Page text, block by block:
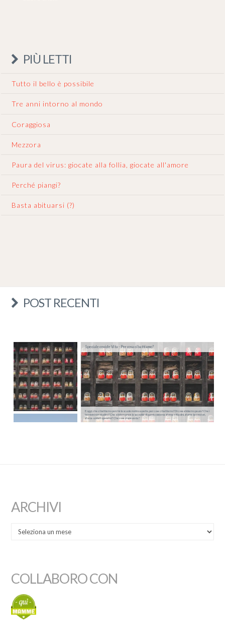
PIÙ LETTI
Tutto il bello è possibile
Tre anni intorno al mondo
Coraggiosa
Mezzora
Paura del virus: giocate alla follia, giocate all'amore
Perché piangi?
Basta abituarsi (?)
POST RECENTI
E oggi, che ci battiamo perché le scuole restino aperte, per cosa ci battiamo? Di cosa abbiamo paura? Che i
bambini non studino? Che si interrompa la sacralità di questo sistema sforna-cittadini, sforna-lavoratori,
sforna-soldati operativi? Che cosa vi spaventa?
Speciale covid e Vita - Per cosa ci battiamo?
ARCHIVI
COLLABORO CON